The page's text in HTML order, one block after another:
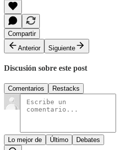
Compartir
Anterior
Siguiente
Discusión sobre este post
Comentarios Restacks
Lo mejor de Último Debates